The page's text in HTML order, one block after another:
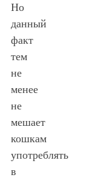
Но
данный
факт
тем
не
менее
не
мешает
кошкам
употреблять
в